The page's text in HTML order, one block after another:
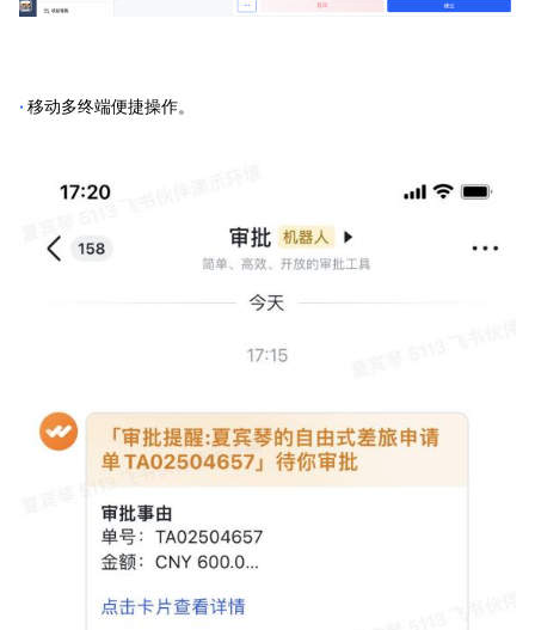
· 移动多终端便捷操作。